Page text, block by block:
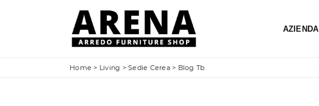
AZIENDA
Home > Living > Sedie Cerea > Blog Tb